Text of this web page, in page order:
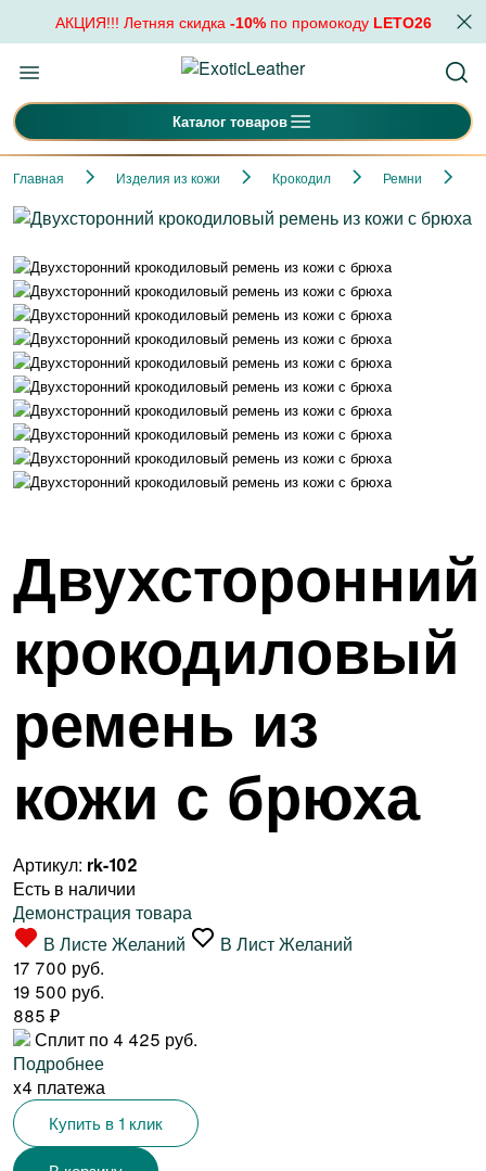
АКЦИЯ!!! Летняя скидка -10%по промокоду LETO26
Каталог товаров
Главная Изделия из кожи Крокодил Ремни
Двухсторонний
крокодиловый
ремень из
кожи с брюха
Артикул: rk-102
Есть в наличии
Демонстрация товара
В Листе Желаний
В Лист Желаний
17 700 руб.
19 500 руб.
885 ₽
Сплит по 4 425 руб.
Подробнее
x4 платежа
Купить в 1 клик